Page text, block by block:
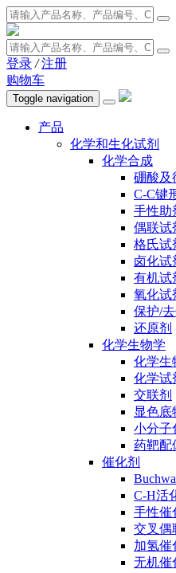
登录 / 注册
购物车
Toggle navigation
产品
化学和生化试剂
化学合成
硼酸及
C-C键
手性助
偶联试
格氏试
卤化试
有机试
氧化试
保护/
还原剂
化学生物学
化学生
化学试
交联剂
显色底
小分子
药靶配
催化剂
C-H活
手性催
交叉偶
加氢催
无机催